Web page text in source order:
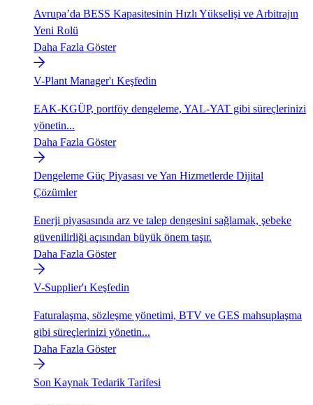
Avrupa’da BESS Kapasitesinin Hızlı Yükselişi ve Arbitrajın
Yeni Rolü
Daha Fazla Göster
V-Plant Manager'ı Keşfedin
EAK-KGÜP, portföy dengeleme, YAL-YAT gibi süreçlerinizi
yönetin...
Daha Fazla Göster
Dengeleme Güç Piyasası ve Yan Hizmetlerde Dijital
Çözümler
Enerji piyasasında arz ve talep dengesini sağlamak, şebeke
güvenilirliği açısından büyük önem taşır.
Daha Fazla Göster
V-Supplier'ı Keşfedin
Faturalaşma, sözleşme yönetimi, BTV ve GES mahsuplaşma
gibi süreçlerinizi yönetin...
Daha Fazla Göster
Son Kaynak Tedarik Tarifesi